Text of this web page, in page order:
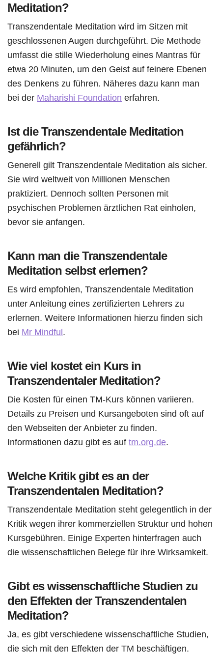
Meditation?
Transzendentale Meditation wird im Sitzen mit
geschlossenen Augen durchgeführt. Die Methode
umfasst die stille Wiederholung eines Mantras für
etwa 20 Minuten, um den Geist auf feinere Ebenen
des Denkens zu führen. Näheres dazu kann man
bei der Maharishi Foundation erfahren.
Ist die Transzendentale Meditation
gefährlich?
Generell gilt Transzendentale Meditation als sicher.
Sie wird weltweit von Millionen Menschen
praktiziert. Dennoch sollten Personen mit
psychischen Problemen ärztlichen Rat einholen,
bevor sie anfangen.
Kann man die Transzendentale
Meditation selbst erlernen?
Es wird empfohlen, Transzendentale Meditation
unter Anleitung eines zertifizierten Lehrers zu
erlernen. Weitere Informationen hierzu finden sich
bei Mr Mindful.
Wie viel kostet ein Kurs in
Transzendentaler Meditation?
Die Kosten für einen TM-Kurs können variieren.
Details zu Preisen und Kursangeboten sind oft auf
den Webseiten der Anbieter zu finden.
Informationen dazu gibt es auf tm.org.de.
Welche Kritik gibt es an der
Transzendentalen Meditation?
Transzendentale Meditation steht gelegentlich in der
Kritik wegen ihrer kommerziellen Struktur und hohen
Kursgebühren. Einige Experten hinterfragen auch
die wissenschaftlichen Belege für ihre Wirksamkeit.
Gibt es wissenschaftliche Studien zu
den Effekten der Transzendentalen
Meditation?
Ja, es gibt verschiedene wissenschaftliche Studien,
die sich mit den Effekten der TM beschäftigen.